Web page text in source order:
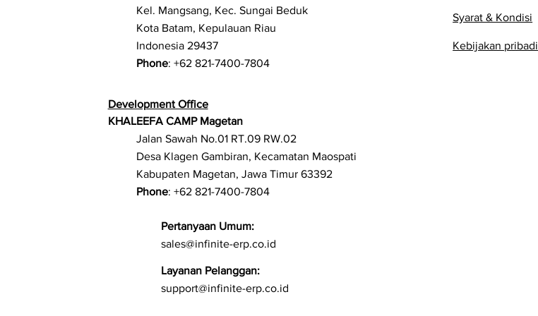
Kel. Mangsang, Kec. Sungai Beduk
Kota Batam, Kepulauan Riau
Indonesia 29437
Phone: +62 821-7400-7804
Development Office
KHALEEFA CAMP Magetan
Jalan Sawah No.01 RT.09 RW.02
Desa Klagen Gambiran, Kecamatan Maospati
Kabupaten Magetan, Jawa Timur 63392
Phone: +62 821-7400-7804
Pertanyaan Umum:
sales@infinite-erp.co.id
Layanan Pelanggan:
support@infinite-erp.co.id
Syarat & Kondisi
Kebijakan pribadi